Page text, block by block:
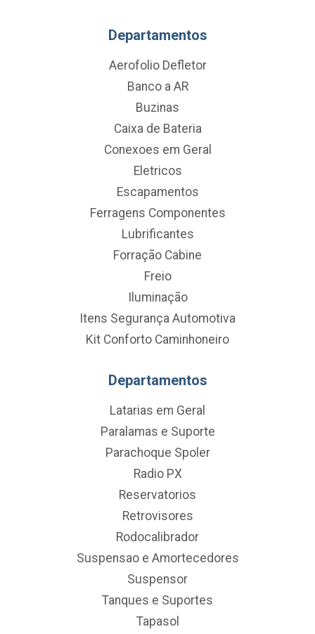
Departamentos
Aerofolio Defletor
Banco a AR
Buzinas
Caixa de Bateria
Conexoes em Geral
Eletricos
Escapamentos
Ferragens Componentes
Lubrificantes
Forração Cabine
Freio
Iluminação
Itens Segurança Automotiva
Kit Conforto Caminhoneiro
Departamentos
Latarias em Geral
Paralamas e Suporte
Parachoque Spoler
Radio PX
Reservatorios
Retrovisores
Rodocalibrador
Suspensao e Amortecedores
Suspensor
Tanques e Suportes
Tapasol